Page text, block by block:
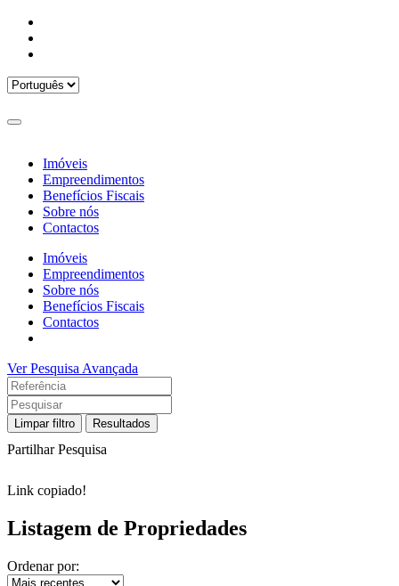
Imóveis
Empreendimentos
Benefícios Fiscais
Sobre nós
Contactos
Imóveis
Empreendimentos
Sobre nós
Benefícios Fiscais
Contactos
Ver Pesquisa Avançada
Limpar filtro Resultados
Partilhar Pesquisa
Link copiado!
Listagem de Propriedades
Ordenar por: